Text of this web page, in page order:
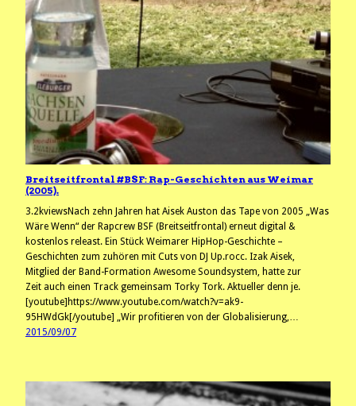
Breitseitfrontal #BSF: Rap-Geschichten aus Weimar
(2005).
3.2kviewsNach zehn Jahren hat Aisek Auston das Tape von 2005 „Was
Wäre Wenn“ der Rapcrew BSF (Breitseitfrontal) erneut digital &
kostenlos releast. Ein Stück Weimarer HipHop-Geschichte –
Geschichten zum zuhören mit Cuts von DJ Up.rocc. Izak Aisek,
Mitglied der Band-Formation Awesome Soundsystem, hatte zur
Zeit auch einen Track gemeinsam Torky Tork. Aktueller denn je.
[youtube]https://www.youtube.com/watch?v=ak9-
95HWdGk[/youtube] „Wir profitieren von der Globalisierung,…
2015/09/07